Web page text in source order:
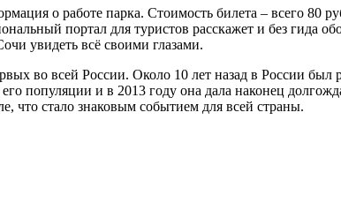
о работе парка. Стоимость билета – всего 80
портал для туристов расскажет и без гида
увидеть всё своими глазами.
во всей России. Около 10 лет назад в России был
популяции и в 2013 году она дала наконец
что стало знаковым событием для всей страны.